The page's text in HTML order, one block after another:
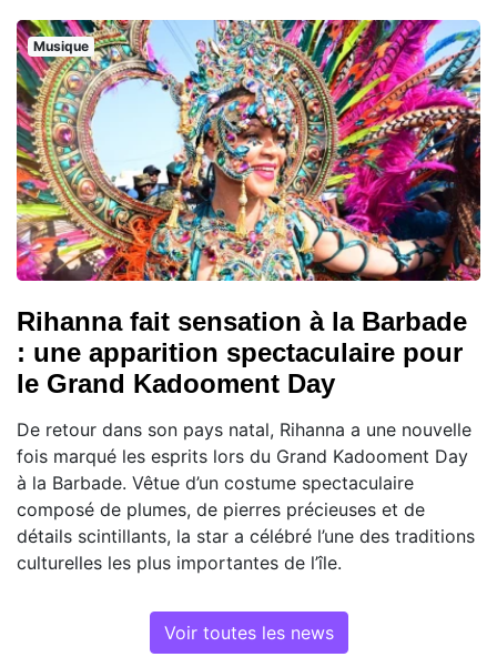
Musique
Rihanna fait sensation à la Barbade
: une apparition spectaculaire pour
le Grand Kadooment Day
De retour dans son pays natal, Rihanna a une nouvelle
fois marqué les esprits lors du Grand Kadooment Day
à la Barbade. Vêtue d’un costume spectaculaire
composé de plumes, de pierres précieuses et de
détails scintillants, la star a célébré l’une des traditions
culturelles les plus importantes de l’île.
Voir toutes les news